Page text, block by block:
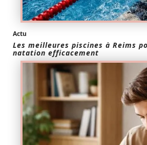
Actu
Les meilleures piscines à Reims
natation efficacement